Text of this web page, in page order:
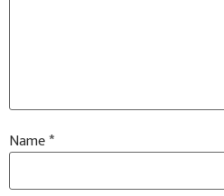
Name*